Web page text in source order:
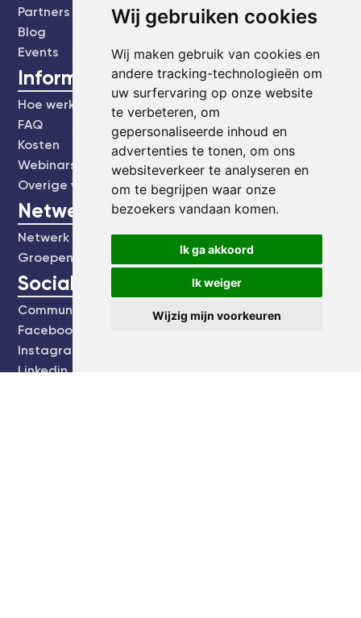
Wij gebruiken cookies
Wij maken gebruik van cookies en
andere tracking-technologieën om
uw surfervaring op onze website
te verbeteren, om
gepersonaliseerde inhoud en
advertenties te tonen, om ons
websiteverkeer te analyseren en
om te begrijpen waar onze
bezoekers vandaan komen.
Ik ga akkoord
Ik weiger
Wijzig mijn voorkeuren
Partners
Blog
Events
Informatie
Hoe werkt het?
FAQ
Kosten
Webinars's
Overige video's
Netwerk
Netwerk
Groepen
Social
Community
Facebook
Instagram
Linkedin